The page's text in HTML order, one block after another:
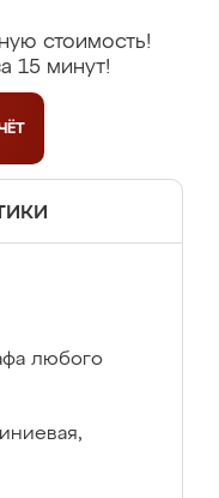
стоимость!
15 минут!
любого